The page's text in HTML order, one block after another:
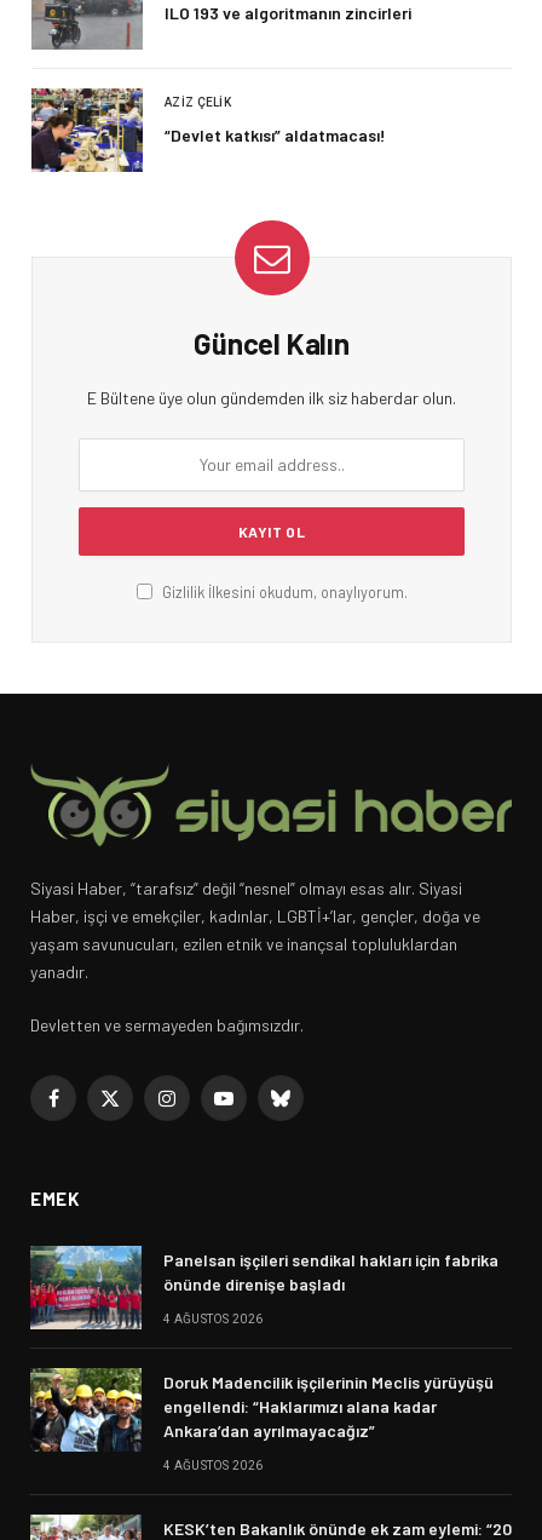
ILO 193 ve algoritmanın zincirleri
AZIZ ÇELIK
“Devlet katkısı” aldatmacası!
Güncel Kalın
E Bültene üye olun gündemden ilk siz haberdar olun.
Gizlilik İlkesini okudum, onaylıyorum.
Siyasi Haber, “tarafsız” değil “nesnel” olmayı esas alır. Siyasi
Haber, işçi ve emekçiler, kadınlar, LGBTİ+’lar, gençler, doğa ve
yaşam savunucuları, ezilen etnik ve inançsal topluluklardan
yanadır.
Devletten ve sermayeden bağımsızdır.
Facebook
X
InstagramYouTubeBluesky
EMEK
Panelsan işçileri sendikal hakları için fabrika
önünde direnişe başladı
4 AĞUSTOS 2026
Doruk Madencilik işçilerinin Meclis yürüyüşü
engellendi: “Haklarımızı alana kadar
Ankara’dan ayrılmayacağız”
4 AĞUSTOS 2026
KESK’ten Bakanlık önünde ek zam eylemi: “20